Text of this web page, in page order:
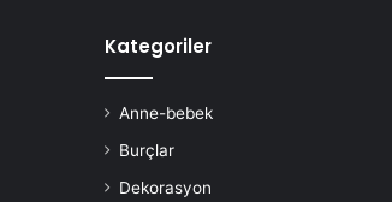
Kategoriler
Anne-bebek
Burçlar
Dekorasyon